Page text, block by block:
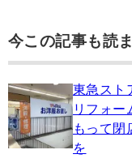
今この記事も読
東急スト
リフォー
もって閉
を